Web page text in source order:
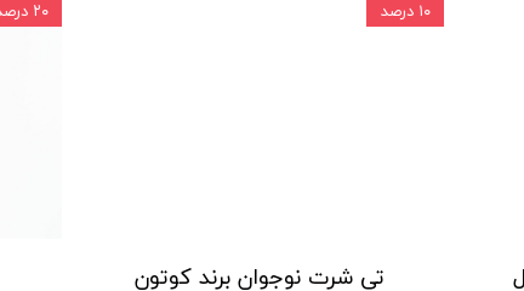
۲۰ درصد
تی شرت نوجوان برند کوتون
۱۰ درصد